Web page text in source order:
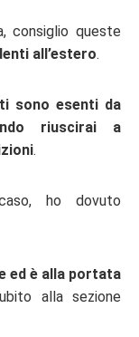
consiglio queste
all’estero.
sono esenti da
riuscirai a
.
ho dovuto
ed è alla portata
alla sezione